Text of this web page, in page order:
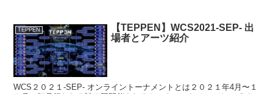
TEPPEN
【TEPPEN】WCS2021-SEP- 出
場者とアーツ紹介
WCS２０２１-SEP- オンライントーナメントとは２０２１年4月〜１